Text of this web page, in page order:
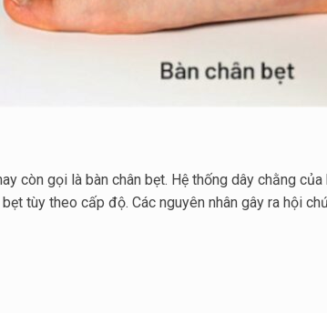
còn gọi là bàn chân bẹt. Hệ thống dây chằng
tùy theo cấp độ. Các nguyên nhân gây ra hội